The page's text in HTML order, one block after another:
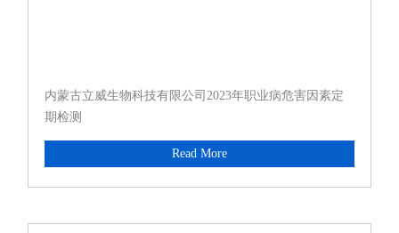
内蒙古立威生物科技有限公司2023年职业病危害因素定
期检测
Read More